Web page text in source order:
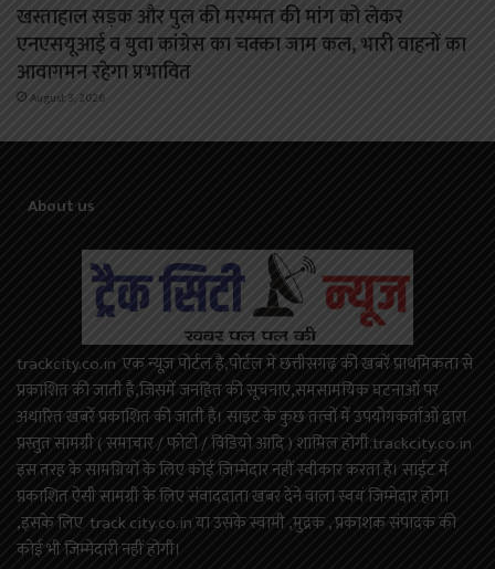
खस्ताहाल सड़क और पुल की मरम्मत की मांग को लेकर
एनएसयूआई व युवा कांग्रेस का चक्का जाम कल, भारी वाहनों का
आवागमन रहेगा प्रभावित
August 3, 2026
About us
trackcity.co.in एक न्यूज़ पोर्टल है,पोर्टल में छत्तीसगढ़ की खबरें प्राथमिकता से
प्रकाशित की जाती है,जिसमें जनहित की सूचनाएं,समसामयिक घटनाओं पर
अधारित खबरें प्रकाशित की जाती है। साइट के कुछ तत्वों में उपयोगकर्ताओं द्वारा
प्रस्तुत सामग्री ( समाचार / फोटो / विडियो आदि ) शामिल होगी.trackcity.co.in
इस तरह के सामग्रियों के लिए कोई ज़िम्मेदार नहीं स्वीकार करता है। साईट में
प्रकाशित ऐसी सामग्री के लिए संवाददाता खबर देने वाला स्वयं जिम्मेदार होगा
,इसके लिए track city.co.in या उसके स्वामी ,मुद्रक , प्रकाशक संपादक की
कोई भी जिम्मेदारी नहीं होगी।